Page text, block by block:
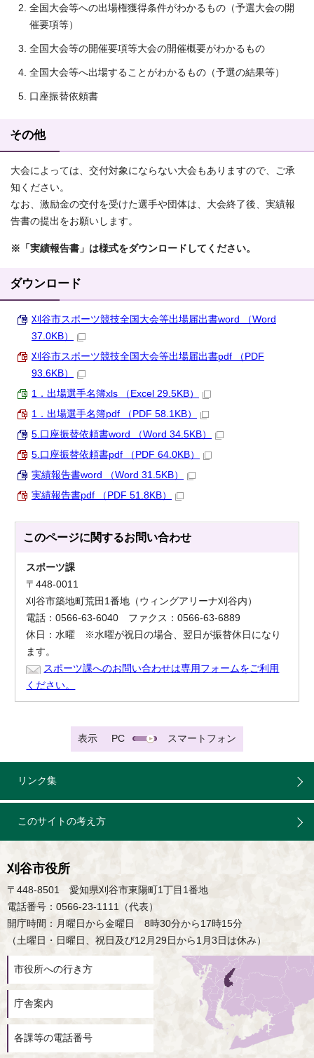
全国大会等への出場権獲得条件がわかるもの（予選大会の開
催要項等）
全国大会等の開催要項等大会の開催概要がわかるもの
全国大会等へ出場することがわかるもの（予選の結果等）
口座振替依頼書
その他
大会によっては、交付対象にならない大会もありますので、ご承
知ください。
なお、激励金の交付を受けた選手や団体は、大会終了後、実績報
告書の提出をお願いします。
※ 「実績報告書」は様式をダウンロードしてください。
ダウンロード
刈谷市スポーツ競技全国大会等出場届出書word （Word
37.0KB）
刈谷市スポーツ競技全国大会等出場届出書pdf （PDF
93.6KB）
1．出場選手名簿xls （Excel 29.5KB）
1．出場選手名簿pdf （PDF 58.1KB）
5.口座振替依頼書word （Word 34.5KB）
5.口座振替依頼書pdf （PDF 64.0KB）
実績報告書word （Word 31.5KB）
実績報告書pdf （PDF 51.8KB）
このページに関するお問い合わせ
スポーツ課
〒448-0011
刈谷市築地町荒田1番地（ウィングアリーナ刈谷内）
電話：0566-63-6040 ファクス：0566-63-6889
休日：水曜 ※水曜が祝日の場合、翌日が振替休日になり
ます。
スポーツ課へのお問い合わせは専用フォームをご利用
ください。
表示 PC スマートフォン
リンク集
このサイトの考え方
刈谷市役所
〒448-8501 愛知県刈谷市東陽町1丁目1番地
電話番号：0566-23-1111（代表）
開庁時間：月曜日から金曜日 8時30分から17時15分
（土曜日・日曜日、祝日及び12月29日から1月3日は休み）
市役所への行き方
庁舎案内
各課等の電話番号